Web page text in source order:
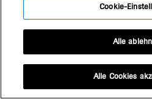
Cookie-
Alle
Alle Cookies